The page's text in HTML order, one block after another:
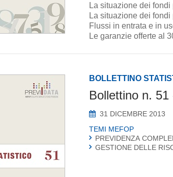
La situazione dei
La situazione dei
Flussi in entrata e in
Le garanzie offerte al
BOLLETTINO
Bollettino n.
31 DICEMBRE 2013
TEMI MEFOP
PREVIDENZA
GESTIONE DELLE